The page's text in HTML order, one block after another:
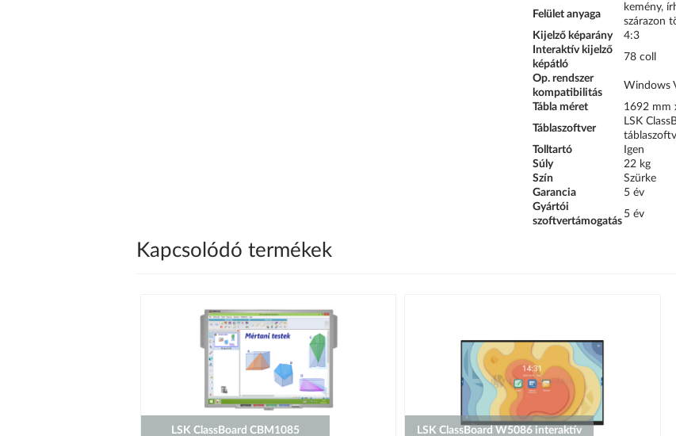
Felület anyaga
kemény,
szárazon
Kijelző képarány
4:3
Interaktív kijelző
képátló
78 coll
Op. rendszer
kompatibilitás
Windows
Tábla méret
1692 mm
Táblaszoftver
LSK
Tolltartó
Igen
Súly
22 kg
Szín
Szürke
Garancia
5 év
Gyártói
szoftvertámogatás
5 év
Kapcsolódó termékek
LSK ClassBoard CBM1085 LSK ClassBoard W5086 interaktív